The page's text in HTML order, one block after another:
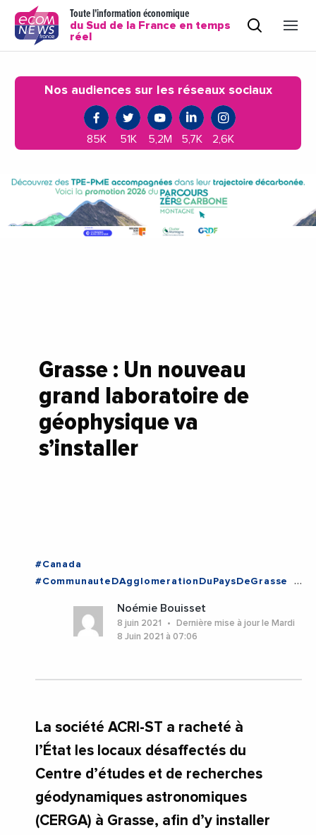
Toute l'information économique
du Sud de la France en temps
réel
Nos audiences sur les réseaux sociaux
85K 51K 5,2M 5,7K 2,6K
Grasse : Un nouveau
grand laboratoire de
géophysique va
s’installer
#Canada
#CommunauteDAgglomerationDuPaysDeGrasse
#Espagne
#Grasse
#Innovation
#Numerique
#Paris
#VieDesEntreprises
#AntibesSophiaAntipolis
Noémie Bouisset
8 juin 2021
Dernière mise à jour le Mardi
8 Juin 2021 à 07:06
La société ACRI-ST a racheté à
l’État les locaux désaffectés du
Centre d’études et de recherches
géodynamiques astronomiques
(CERGA) à Grasse, afin d’y installer